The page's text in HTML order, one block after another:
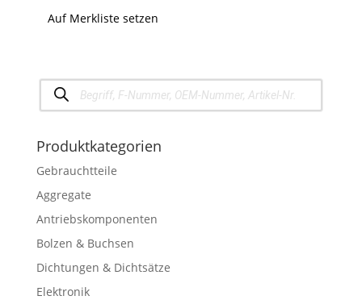
Auf Merkliste setzen
Products
search
Produktkategorien
Gebrauchtteile
Aggregate
Antriebskomponenten
Bolzen & Buchsen
Dichtungen & Dichtsätze
Elektronik